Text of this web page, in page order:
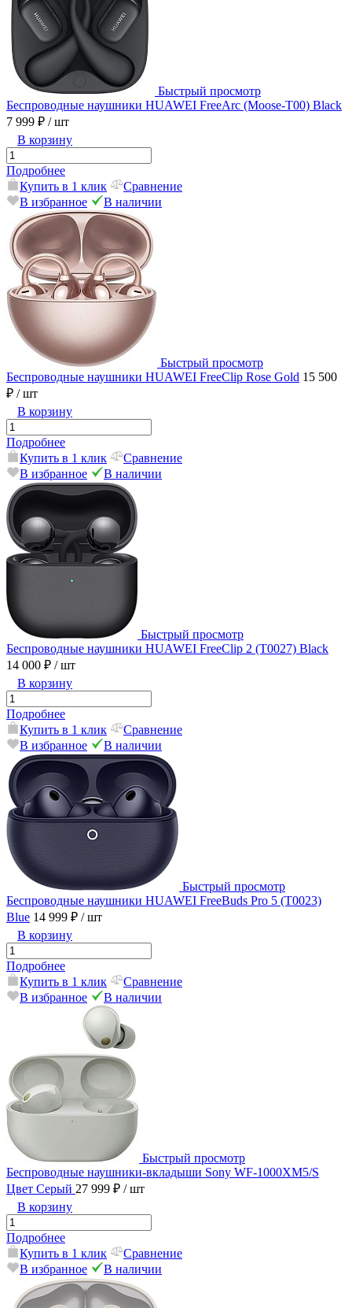
Быстрый просмотр
Беспроводные наушники HUAWEI FreeArc (Moose-T00) Black
7 999 ₽ / шт
В корзину
Подробнее
Купить в 1 клик
Сравнение
В избранное
В наличии
Быстрый просмотр
Беспроводные наушники HUAWEI FreeClip Rose Gold 15 500
₽ / шт
В корзину
Подробнее
Купить в 1 клик
Сравнение
В избранное
В наличии
Быстрый просмотр
Беспроводные наушники HUAWEI FreeClip 2 (T0027) Black
14 000 ₽ / шт
В корзину
Подробнее
Купить в 1 клик
Сравнение
В избранное
В наличии
Быстрый просмотр
Беспроводные наушники HUAWEI FreeBuds Pro 5 (T0023)
Blue 14 999 ₽ / шт
В корзину
Подробнее
Купить в 1 клик
Сравнение
В избранное
В наличии
Быстрый просмотр
Беспроводные наушники-вкладыши Sony WF-1000XM5/S
Цвет Серый 27 999 ₽ / шт
В корзину
Подробнее
Купить в 1 клик
Сравнение
В избранное
В наличии